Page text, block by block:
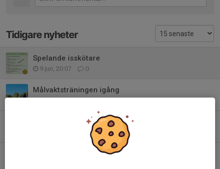
Tidigare nyheter
Spelande isskötare
9 jun, 20:07 0
Målvaktsträningen igång
Spänstövningar på plattan
0
Landbandy + spänst på plattan